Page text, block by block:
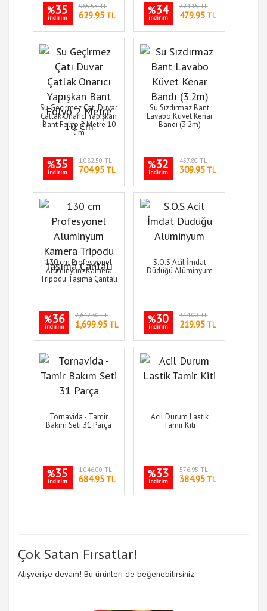
%35
indirim
965.55 TL
629.95TL %34
indirim
724.15 TL
479.95TL
Su Geçirmez Çatı Duvar
Çatlak Onarıcı Yapışkan
Bant Folyo 2 Metre 10
Cm
%35
indirim
1,082.50 TL
704.95TL
Su Sızdırmaz Bant
Lavabo Küvet Kenar
Bandı (3.2m)
%32
indirim
457.80 TL
309.95TL
130 cm Profesyonel
Alüminyum Kamera
Tripodu Taşıma Çantalı
%36
indirim
2,642.30 TL
1,699.95 TL
S.O.S Acil İmdat
Düdüğü Alüminyum
%30
indirim
314.00 TL
219.95TL
Tornavida - Tamir
Bakım Seti 31 Parça
%35
indirim
1,046.00 TL
684.95TL
Acil Durum Lastik
Tamir Kiti
%33
indirim
576.95 TL
384.95TL
Çok Satan Fırsatlar!
Alışverişe devam! Bu ürünleri de beğenebilirsiniz.